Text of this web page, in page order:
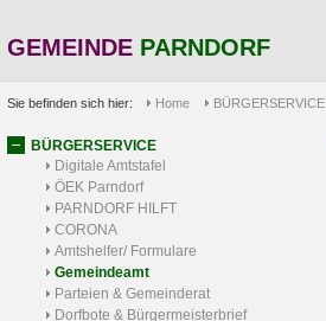
GEMEINDE PARNDORF
Sie befinden sich hier: Home BÜRGERSERVICE
BÜRGERSERVICE
Digitale Amtstafel
ÖEK Parndorf
PARNDORF HILFT
CORONA
Amtshelfer/ Formulare
Gemeindeamt
Parteien & Gemeinderat
Dorfbote & Bürgermeisterbrief